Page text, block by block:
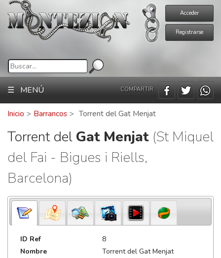
Acceder
Registrarse
☰ MENÚ COMPARTIR
Inicio > Barrancos > Torrent del Gat Menjat
Torrent del Gat Menjat (St Miquel
del Fai - Bigues i Riells,
Barcelona)
ID Ref
8
Nombre
Torrent del Gat Menjat